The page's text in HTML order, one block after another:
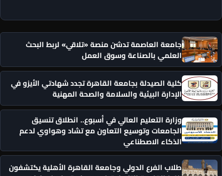
جامعة العاصمة تدشن منصة «تلاقي» لربط البحث
العلمي بالصناعة وسوق العمل
كلية الصيدلة بجامعة القاهرة تجدد شهادتي الأيزو في
الإدارة البيئية والسلامة والصحة المهنية
وزارة التعليم العالي في أسبوع.. انطلاق تنسيق
الجامعات وتوسيع التعاون مع تشاد وهواوي لدعم
الذكاء الاصطناعي
طلاب الفرع الدولي وجامعة القاهرة الأهلية يكتشفون